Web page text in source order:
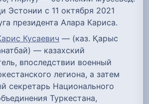
Эстонии с 11 октября 2021
президента Алара Кариса.
Кусаевич — (каз. Қарыс
— казахский
впоследствии военный
легиона, а затем
секретарь Национального
Туркестана,